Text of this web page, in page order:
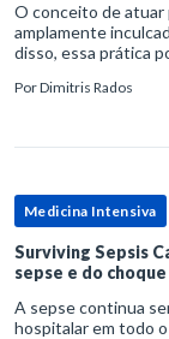
O conceito de atuar
amplamente
disso, essa prática
PorDimitris Rados
Medicina Intensiva
Surviving Sepsis
sepse e do
A sepse continua
hospitalar em todo